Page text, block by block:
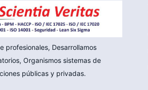
profesionales, Desarrollamos
Organismos sistemas de
públicas y privadas.